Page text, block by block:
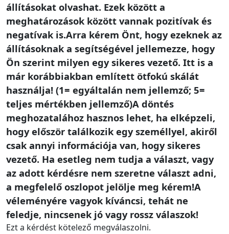
állításokat olvashat. Ezek között a
meghatározások között vannak pozitívak és
negatívak is.Arra kérem Önt, hogy ezeknek az
állításoknak a segítségével jellemezze, hogy
Ön szerint milyen egy sikeres vezető. Itt is a
már korábbiakban említett ötfokú skálát
használja! (1= egyáltalán nem jellemző; 5=
teljes mértékben jellemző)A döntés
meghozatalához hasznos lehet, ha elképzeli,
hogy először találkozik egy személlyel, akiről
csak annyi információja van, hogy sikeres
vezető. Ha esetleg nem tudja a választ, vagy
az adott kérdésre nem szeretne választ adni,
a megfelelő oszlopot jelölje meg kérem!A
véleményére vagyok kíváncsi, tehát ne
feledje, nincsenek jó vagy rossz válaszok!
Ezt a kérdést kötelező megválaszolni.